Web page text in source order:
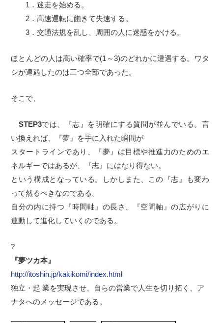
1．迷走を始める。
2．高速運転に飽きて失速する。
3．交通法規を乱し、周囲の人に迷惑をかける。
ほとんどの人は高い確率で(1～3)のどれかに遭遇する。ワタ
シが遭遇したのは三つ全部であった。
そこで、
STEP3では、『志』を明確にする質問が並んでいる。言
い換えれば、『夢』を手に入れた瞬間が
スタートラインであり、『夢』は目標や推進力のためのエ
ネルギーではあるが、『志』にはなり得ない。
という構成となっている。しかしまた、この『志』も変わ
って然るべきなのである。
自分の内に持つ『時間軸』の長さ、『空間軸』の広がりに
連動して進化していくのである。
?
『夢ツカ本』
http://itoshin.jp/kakikomi/index.html
独立・起 業を実現させ、自らの営業で人生を切り拓く、ア
ナタへのメッセージである。